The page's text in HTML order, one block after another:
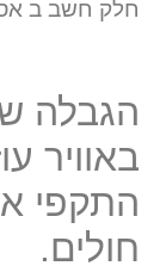
חלק חשב ב
הגבלה
באוויר
התקפי
חולים.